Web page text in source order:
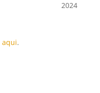
2024
aqui.